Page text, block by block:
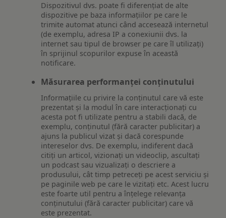
Dispozitivul dvs. poate fi diferențiat de alte
dispozitive pe baza informațiilor pe care le
trimite automat atunci când accesează internetul
(de exemplu, adresa IP a conexiunii dvs. la
internet sau tipul de browser pe care îl utilizați)
în sprijinul scopurilor expuse în această
notificare.
Măsurarea performanței conținutului
Informațiile cu privire la conținutul care vă este
prezentat și la modul în care interacționați cu
acesta pot fi utilizate pentru a stabili dacă, de
exemplu, conținutul (fără caracter publicitar) a
ajuns la publicul vizat și dacă corespunde
intereselor dvs. De exemplu, indiferent dacă
citiți un articol, vizionați un videoclip, ascultați
un podcast sau vizualizați o descriere a
produsului, cât timp petreceți pe acest serviciu și
pe paginile web pe care le vizitați etc. Acest lucru
este foarte util pentru a înțelege relevanța
conținutului (fără caracter publicitar) care vă
este prezentat.